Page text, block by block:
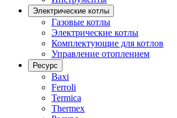
Электрические котлы
Гaзовые котлы
Электрические котлы
Комплектующие для котлов
Управление отоплением
Ресурс
Baxi
Ferroli
Termica
Thermex